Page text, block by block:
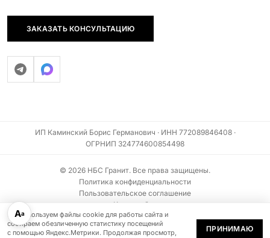
ЗАКАЗАТЬ КОНСУЛЬТАЦИЮ
ИП Каминский Борис Германович · ИНН 772089846408 ·
ОГРНИП 324774600854498
© 2026 НБС Гранит. Все права защищены.
Политика конфиденциальности
Пользовательское соглашение
Карта сайта
Информация на сайте не является публичной офертой (ст. 437 ГК РФ)
Мы используем файлы cookie для работы сайта и
собираем обезличенную статистику посещений
с помощью Яндекс.Метрики. Продолжая просмотр,
ПРИНИМАЮ
Аа